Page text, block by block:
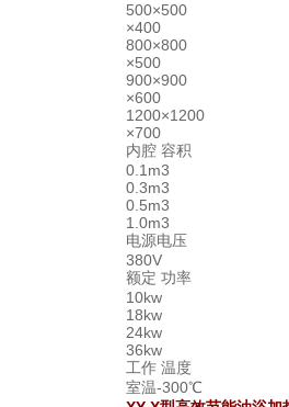
500×500
×400
800×800
×500
900×900
×600
1200×1200
×700
内腔 容积
0.1m3
0.3m3
0.5m3
1.0m3
电源电压
380V
额定 功率
10kw
18kw
24kw
36kw
工作 温度
室温-300℃